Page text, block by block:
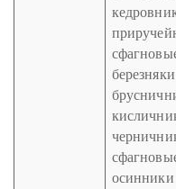
березняки
осинники